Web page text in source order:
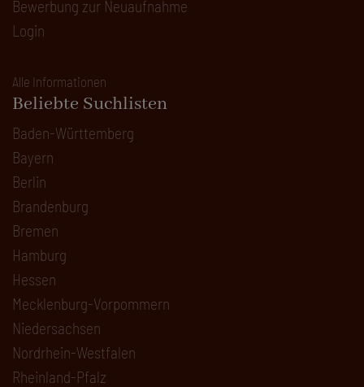
Bewerbung zur Neuaufnahme
Login
Alle Informationen
Beliebte Suchlisten
Baden-Württemberg
Bayern
Berlin
Brandenburg
Bremen
Hamburg
Hessen
Mecklenburg-Vorpommern
Niedersachsen
Nordrhein-Westfalen
Rheinland-Pfalz